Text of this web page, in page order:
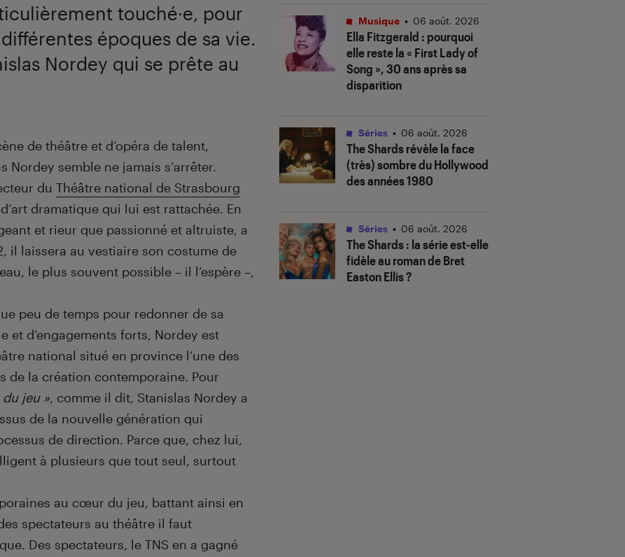
touché·e, pour
époques de sa vie.
Nordey qui se prête au
de théâtre et d’opéra de talent,
Nordey semble ne jamais s’arrêter.
du Théâtre national de Strasbourg
dramatique qui lui est rattachée. En
et rieur que passionné et altruiste, a
il laissera au vestiaire son costume de
le plus souvent possible – il l’espère –,
peu de temps pour redonner de sa
et d’engagements forts, Nordey est
national situé en province l’une des
de la création contemporaine. Pour
jeu », comme il dit, Stanislas Nordey a
de la nouvelle génération qui
de direction. Parce que, chez lui,
à plusieurs que tout seul, surtout
au cœur du jeu, battant ainsi en
spectateurs au théâtre il faut
Des spectateurs, le TNS en a gagné
Ella Fitzgerald : pourquoi
elle reste la « First Lady of
Song », 30 ans après sa
disparition
Musique • 06 août. 2026
The Shardsrévèle la face
(très) sombre du Hollywood
des années 1980
Séries • 06 août. 2026
The Shards: la série est-elle
fidèle au roman de Bret
Easton Ellis ?
Séries • 06 août. 2026